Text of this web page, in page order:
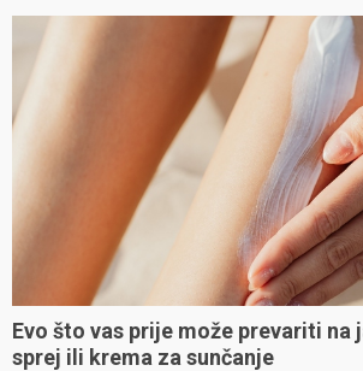
Evo što vas prije može prevariti na
sprej ili krema za sunčanje